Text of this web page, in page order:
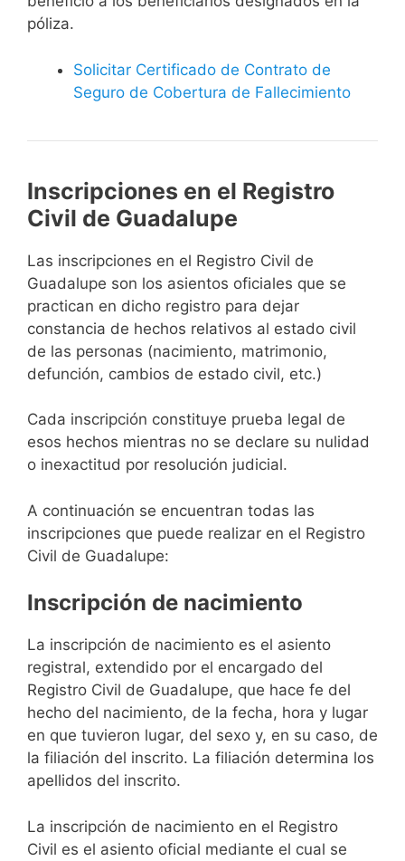
póliza.
Solicitar Certificado de Contrato de
Seguro de Cobertura de Fallecimiento
Inscripciones en el Registro
Civil de Guadalupe
Las inscripciones en el Registro Civil de
Guadalupe son los asientos oficiales que se
practican en dicho registro para dejar
constancia de hechos relativos al estado civil
de las personas (nacimiento, matrimonio,
defunción, cambios de estado civil, etc.)
Cada inscripción constituye prueba legal de
esos hechos mientras no se declare su nulidad
o inexactitud por resolución judicial.
A continuación se encuentran todas las
inscripciones que puede realizar en el Registro
Civil de Guadalupe:
Inscripción de nacimiento
La inscripción de nacimiento es el asiento
registral, extendido por el encargado del
Registro Civil de Guadalupe, que hace fe del
hecho del nacimiento, de la fecha, hora y lugar
en que tuvieron lugar, del sexo y, en su caso, de
la filiación del inscrito. La filiación determina los
apellidos del inscrito.
La inscripción de nacimiento en el Registro
Civil es el asiento oficial mediante el cual se